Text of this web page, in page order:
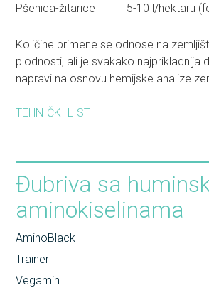
Pšenica-žitarice
5-10 l/hektaru
Količine primene se odnose na
plodnosti, ali je svakako najprikladnija
napravi na osnovu hemijske analize
TEHNIČKI LIST
Đubriva sa
aminokiselinama
AminoBlack
Trainer
Vegamin